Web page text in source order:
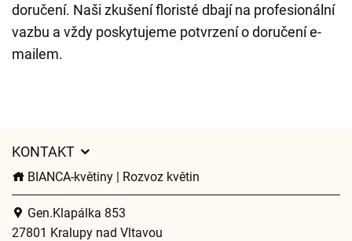
doručení. Naši zkušení floristé dbají na profesionální
vazbu a vždy poskytujeme potvrzení o doručení e-
mailem.
KONTAKT
BIANCA-květiny | Rozvoz květin
Gen.Klapálka 853
27801 Kralupy nad Vltavou